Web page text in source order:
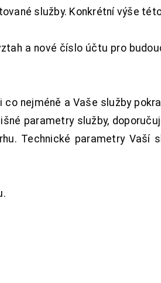
služby. Konkrétní výše
a nové číslo účtu pro
nejméně a Vaše služby
parametry služby,
Technické parametry Vaší